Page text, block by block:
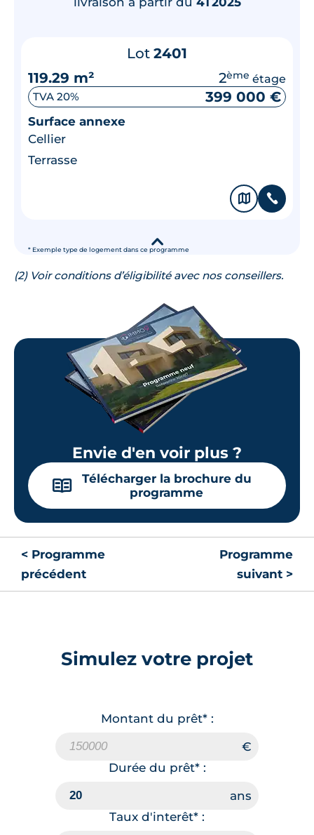
* Exemple type de logement dans ce programme
Lot 2401
119.29 m²
2ème étage
TVA 20% 399 000 €
Surface annexe
Cellier
Terrasse
🗞 📞
▾
(2) Voir conditions d’éligibilité avec nos conseillers.
Envie d'en voir plus ?
📖
Télécharger la brochure du
programme
< Programme
précédent
Programme
suivant >
Simulez votre projet
Montant du prêt* :
Durée du prêt* :
Taux d'interêt* :